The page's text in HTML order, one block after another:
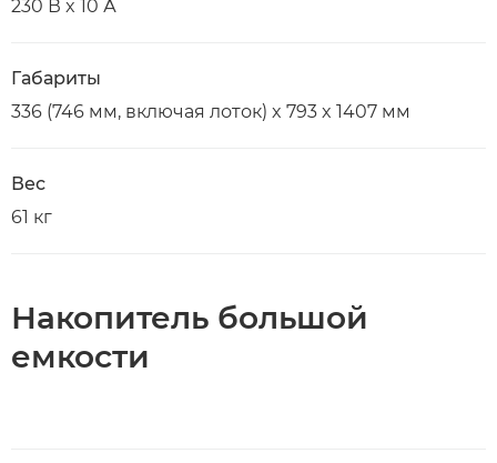
230 В x 10 А
Габариты
336 (746 мм, включая лоток) x 793 x 1407 мм
Вес
61 кг
Накопитель большой
емкости